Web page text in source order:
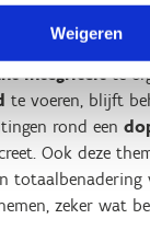
Weigeren
voor
de sportieve
integriteit te
te voeren, blijft
rond een
Ook deze
totaalbenadering
zeker wat